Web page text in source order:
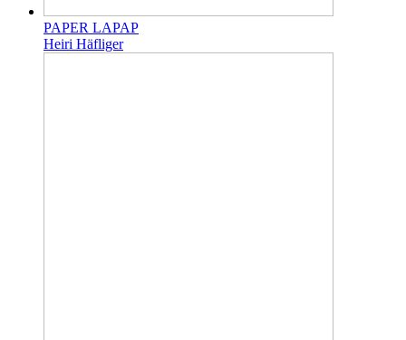
PAPER LAPAP
Heiri Häfliger